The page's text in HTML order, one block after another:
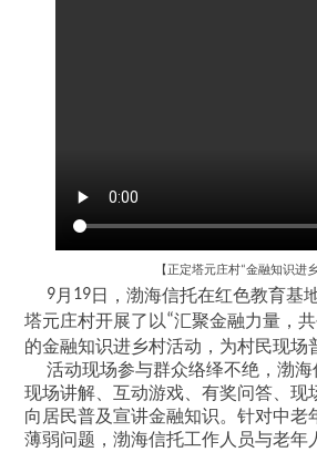
【正定塔元庄村“金融知识进
9月 19日，渤海信托在红色教育基
塔元庄村开展了以“汇聚金融力量，
的金融知识进乡村活动，为村民现场
活动现场参与群众络绎不绝，渤
现场讲解、互动游戏、有奖问答、现
向居民普及宣讲金融知识。针对中老
薄弱问题，渤海信托工作人员与老年